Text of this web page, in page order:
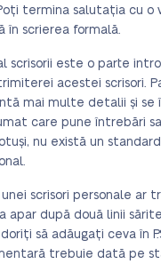
termina salutația cu o
în scrierea formală.
scrisorii este o parte
acestei scrisori.
mai multe detalii și se
care pune întrebări
nu există un
scrisori personale ar
apar după două linii
să adăugați ceva în
trebuie dată pe